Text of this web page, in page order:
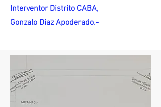
Interventor Distrito CABA,
Gonzalo Diaz Apoderado.-